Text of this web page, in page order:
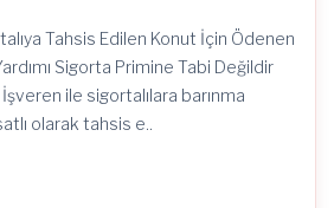
Değildir
için
Tahsis Edilen Konut İçin Ödenen
Sigorta Primine Tabi Değildir
ile sigortalılara barınma
olarak tahsis e..